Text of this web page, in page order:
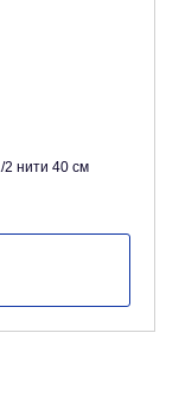
2 нити 40 см